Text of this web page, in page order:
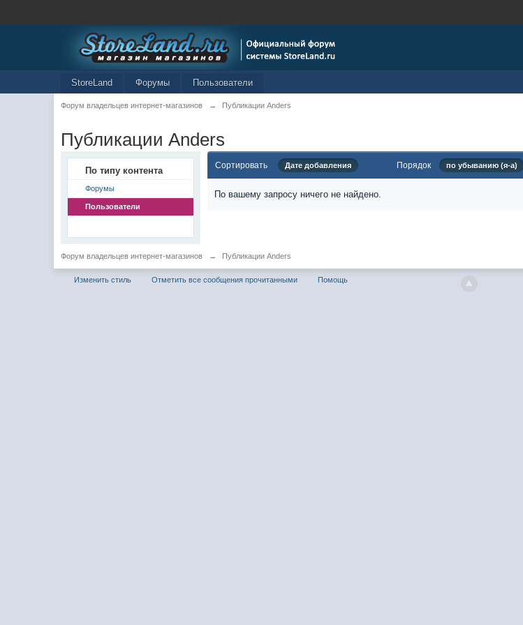
StoreLand Форумы Пользователи
Форум владельцев интернет-магазинов → Публикации Anders
Публикации Anders
По типу контента
Форумы
Пользователи
Сортировать Дате добавления Порядок по убыванию (я-а)
По вашему запросу ничего не найдено.
Форум владельцев интернет-магазинов → Публикации Anders
Изменить стиль Отметить все сообщения прочитанными Помощь